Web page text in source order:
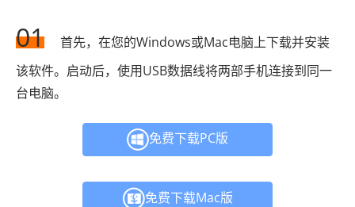
01
首先，在您的Windows或Mac电脑上下载并安装
该软件。启动后，使用USB数据线将两部手机连接到同一
台电脑。
免费下载PC版
免费下载Mac版